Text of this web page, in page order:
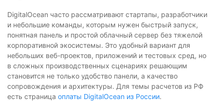
DigitalOcean часто рассматривают стартапы, разработчики
и небольшие команды, которым нужен быстрый запуск,
понятная панель и простой облачный сервер без тяжелой
корпоративной экосистемы. Это удобный вариант для
небольших веб-проектов, приложений и тестовых сред, но
в сложных производственных сценариях решающим
становится не только удобство панели, а качество
сопровождения и архитектуры. Для темы расчетов из РФ
есть страница оплаты DigitalOcean из России.